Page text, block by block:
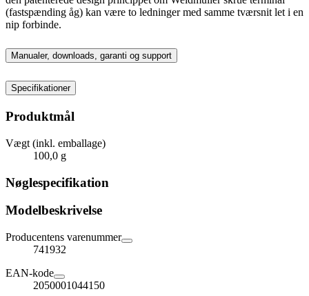
(fastspænding åg) kan være to ledninger med samme tværsnit let i en
nip forbinde.
Manualer, downloads, garanti og support
Specifikationer
Produktmål
Vægt (inkl. emballage)
100,0 g
Nøglespecifikation
Modelbeskrivelse
Producentens varenummer
741932
EAN-kode
2050001044150